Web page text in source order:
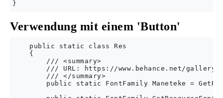
Verwendung mit einem 'Button'
    public static class Res
    {
        /// <summary>
/// URL: https://www.behance.net/gallery/
        /// </summary>
public static FontFamily Maneteke =